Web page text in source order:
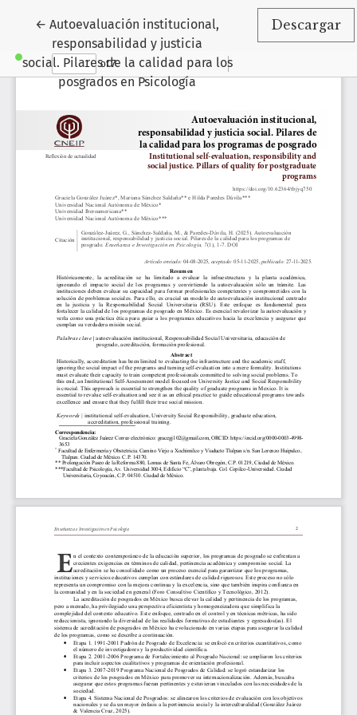
←Volver a los detalles del artículo
Autoevaluación institucional,
responsabilidad y justicia
social. Pilares de la calidad para los
posgrados en Psicología
Descargar